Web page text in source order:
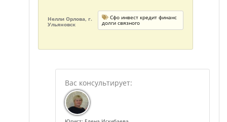
Нелли Орлова, г.
Ульяновск
Сфо инвест кредит финанс
долги связного